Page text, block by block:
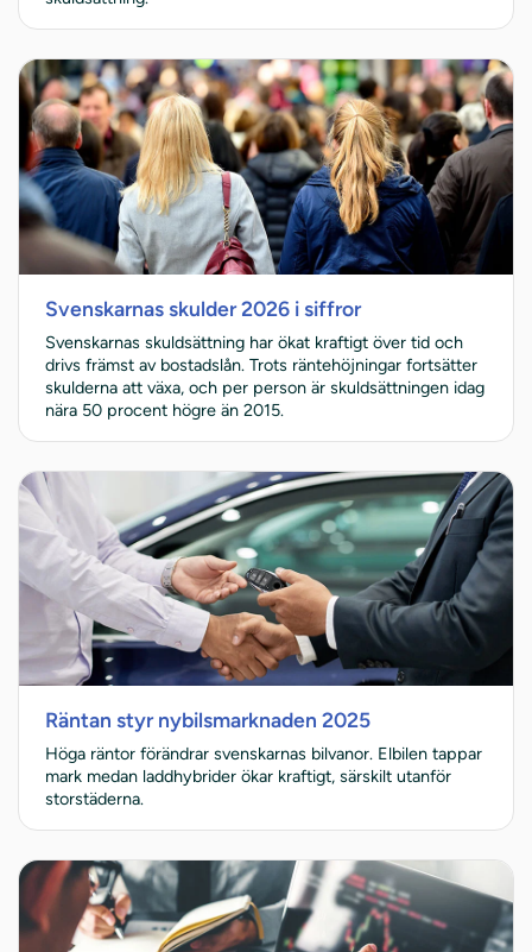
Svenskarnas skulder 2026 i siffror
Svenskarnas skuldsättning har ökat kraftigt över tid och
drivs främst av bostadslån. Trots räntehöjningar fortsätter
skulderna att växa, och per person är skuldsättningen idag
nära 50 procent högre än 2015.
Räntan styr nybilsmarknaden 2025
Höga räntor förändrar svenskarnas bilvanor. Elbilen tappar
mark medan laddhybrider ökar kraftigt, särskilt utanför
storstäderna.